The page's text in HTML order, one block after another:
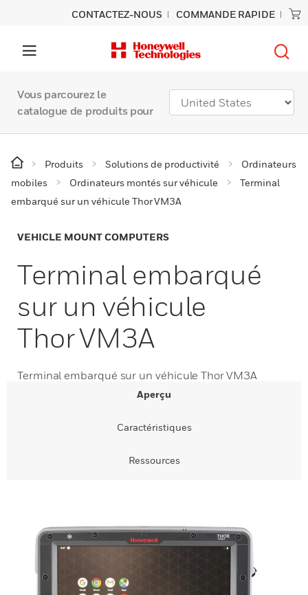
CONTACTEZ-NOUS COMMANDE RAPIDE
Vous parcourez le
catalogue de produits pour
Produits Solutions de productivité
Ordinateurs
mobiles
Ordinateurs montés sur véhicule
Terminal
embarqué sur un véhicule Thor VM3A
VEHICLE MOUNT COMPUTERS
Terminal embarqué
sur un véhicule
Thor VM3A
Terminal embarqué sur un véhicule Thor VM3A
Aperçu
Caractéristiques
Ressources